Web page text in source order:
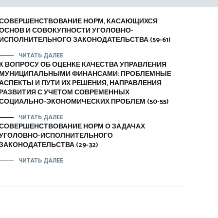
НОРМ, КАСАЮЩИХСЯ
И СОВОКУПНОСТИ УГОЛОВНО-
ИСПОЛНИТЕЛЬНОГО ЗАКОНОДАТЕЛЬСТВА (59-61)
ЧИТАТЬ ДАЛЕЕ
К ВОПРОСУ ОБ ОЦЕНКЕ КАЧЕСТВА УПРАВЛЕНИЯ
МУНИЦИПАЛЬНЫМИ ФИНАНСАМИ: ПРОБЛЕМНЫЕ
И ПУТИ ИХ РЕШЕНИЯ, НАПРАВЛЕНИЯ
РАЗВИТИЯ С УЧЕТОМ СОВРЕМЕННЫХ
ЭКОНОМИЧЕСКИХ ПРОБЛЕМ (50-55)
ЧИТАТЬ ДАЛЕЕ
НОРМ О ЗАДАЧАХ
ИСПОЛНИТЕЛЬНОГО
(29-32)
ЧИТАТЬ ДАЛЕЕ